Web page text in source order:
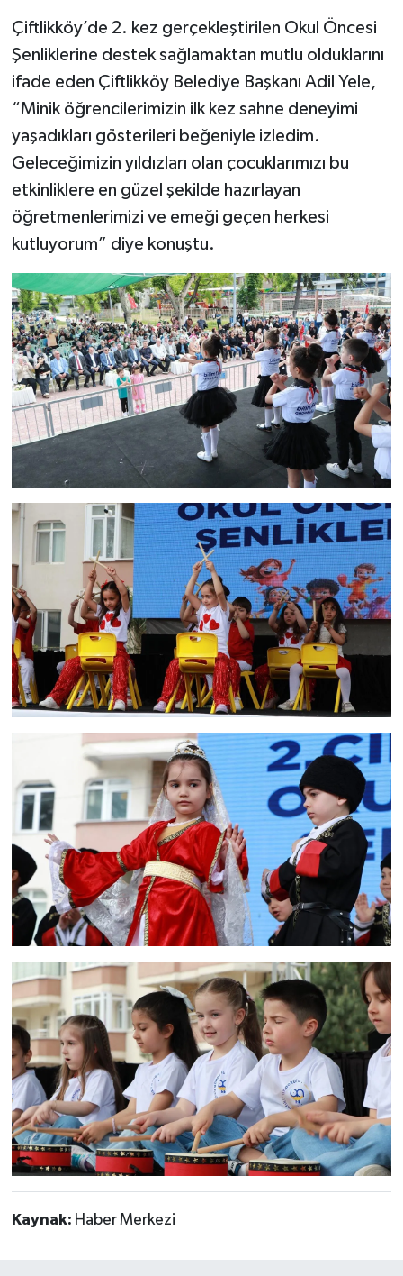
Çiftlikköy’de 2. kez gerçekleştirilen Okul Öncesi
Şenliklerine destek sağlamaktan mutlu olduklarını
ifade eden Çiftlikköy Belediye Başkanı Adil Yele,
“Minik öğrencilerimizin ilk kez sahne deneyimi
yaşadıkları gösterileri beğeniyle izledim.
Geleceğimizin yıldızları olan çocuklarımızı bu
etkinliklere en güzel şekilde hazırlayan
öğretmenlerimizi ve emeği geçen herkesi
kutluyorum” diye konuştu.
Kaynak: Haber Merkezi